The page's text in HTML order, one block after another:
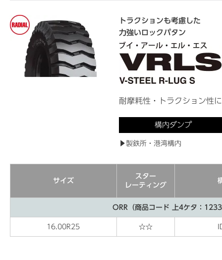
トラクションも考慮した
力強いロックパタン
耐摩耗性・トラクション性
構内ダンプ
▶製鉄所・港湾構内
サイズ
スター
レーティング
ORR（商品コード 上4ケタ：
16.00R25 ☆☆